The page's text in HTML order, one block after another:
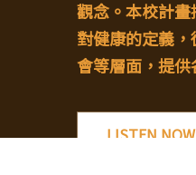
觀念。本校計
對健康的定義
會等層面，提
LISTEN NOW